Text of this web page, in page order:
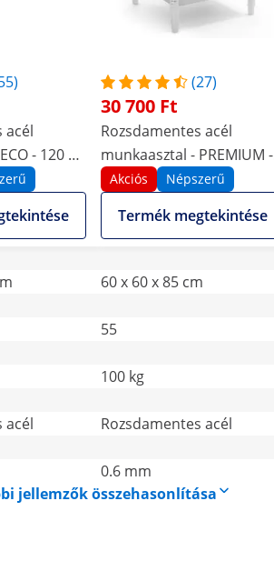
acél
- 120 x
hátsó
Catering
(27)
30 700 Ft
Rozsdamentes acél
munkaasztal - PREMIUM -
60 x 60 cm - 250 kg - Royal
Catering
Akciós Népszerű
Termék megtekintése
60 x 60 x 85 cm
55
100 kg
acél Rozsdamentes acél
0.6 mm
jellemzők összehasonlítása